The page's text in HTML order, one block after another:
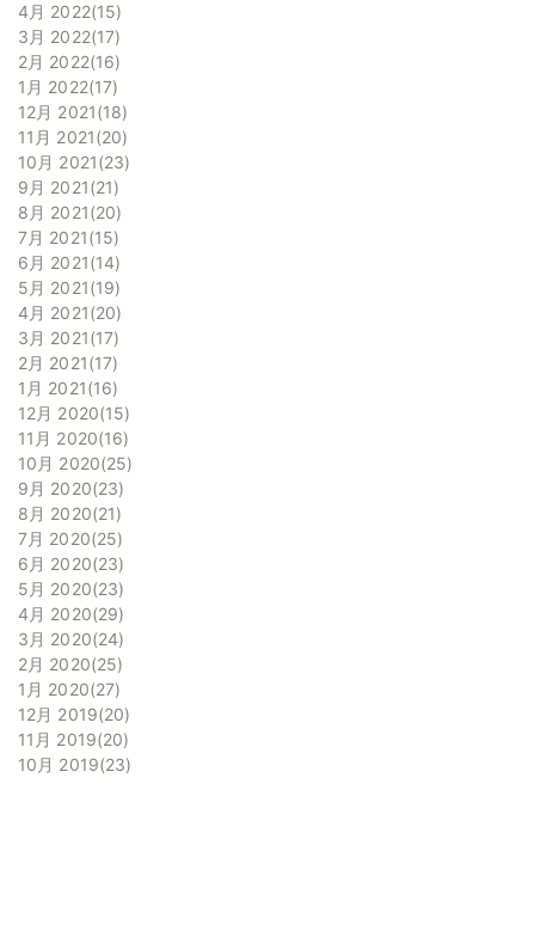
4月 2022 15
3月 2022 17
2月 2022 16
1月 2022 17
12月 2021 18
11月 2021 20
10月 2021 23
9月 2021 21
8月 2021 20
7月 2021 15
6月 2021 14
5月 2021 19
4月 2021 20
3月 2021 17
2月 2021 17
1月 2021 16
12月 2020 15
11月 2020 16
10月 2020 25
9月 2020 23
8月 2020 21
7月 2020 25
6月 2020 23
5月 2020 23
4月 2020 29
3月 2020 24
2月 2020 25
1月 2020 27
12月 2019 20
11月 2019 20
10月 2019 23